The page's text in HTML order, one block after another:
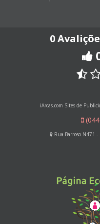
0
iArcas.com Sites de
Rua Barroso N471 -